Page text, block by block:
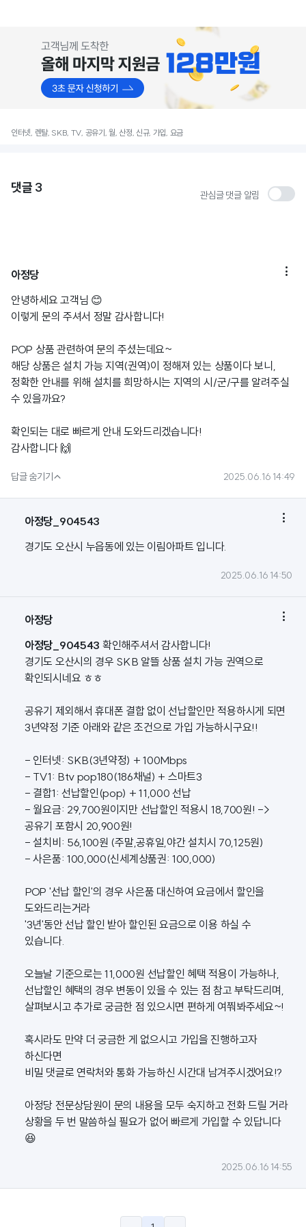
인터넷, 렌탈, SKB, TV, 공유기, 월, 산정, 신규, 가입, 요금
댓글 3 관심글 댓글 알림
아정당 
안녕하세요 고객님 😊
이렇게 문의 주셔서 정말 감사합니다!
POP 상품 관련하여 문의 주셨는데요~
해당 상품은 설치 가능 지역(권역)이 정해져 있는 상품이다 보니,
정확한 안내를 위해 설치를 희망하시는 지역의 시/군/구를 알려주실
수 있을까요?
확인되는 대로 빠르게 안내 도와드리겠습니다!
감사합니다 🙌
답글 숨기기 2025.06.16 14:49
아정당_904543 
경기도 오산시 누읍동에 있는 이림아파트 입니다.
2025.06.16 14:50
아정당 
아정당_904543 확인해주셔서 감사합니다!
경기도 오산시의 경우 SKB 알뜰 상품 설치 가능 권역으로
확인되시네요 ㅎㅎ
공유기 제외해서 휴대폰 결합 없이 선납할인만 적용하시게 되면
3년약정 기준 아래와 같은 조건으로 가입 가능하시구요!!
- 인터넷: SKB(3년약정) + 100Mbps
- TV1: Btv pop180(186채널) + 스마트3
- 결합1: 선납할인(pop) + 11,000 선납
- 월요금: 29,700원이지만 선납할인 적용시 18,700원! ->
공유기 포함시 20,900원!
- 설치비: 56,100원 (주말,공휴일,야간 설치시 70,125원)
- 사은품: 100,000(신세계상품권: 100,000)
POP '선납 할인'의 경우 사은품 대신하여 요금에서 할인을
도와드리는거라
'3년'동안 선납 할인 받아 할인된 요금으로 이용 하실 수
있습니다.
오늘날 기준으로는 11,000원 선납할인 혜택 적용이 가능하나,
선납할인 혜택의 경우 변동이 있을 수 있는 점 참고 부탁드리며,
살펴보시고 추가로 궁금한 점 있으시면 편하게 여쭤봐주세요~!
혹시라도 만약 더 궁금한 게 없으시고 가입을 진행하고자
하신다면
비밀 댓글로 연락처와 통화 가능하신 시간대 남겨주시겠어요!?
아정당 전문상담원이 문의 내용을 모두 숙지하고 전화 드릴 거라
상황을 두 번 말씀하실 필요가 없어 빠르게 가입할 수 있답니다
😆
2025.06.16 14:55